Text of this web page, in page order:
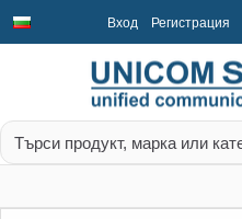
Вход Регистрация